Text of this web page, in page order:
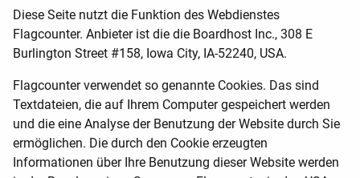
Diese Seite nutzt die Funktion des Webdienstes
Flagcounter. Anbieter ist die die Boardhost Inc., 308 E
Burlington Street #158, Iowa City, IA-52240, USA.
Flagcounter verwendet so genannte Cookies. Das sind
Textdateien, die auf Ihrem Computer gespeichert werden
und die eine Analyse der Benutzung der Website durch Sie
ermöglichen. Die durch den Cookie erzeugten
Informationen über Ihre Benutzung dieser Website werden